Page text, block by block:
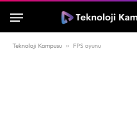
Teknoloji Kampusu » FPS oyunu